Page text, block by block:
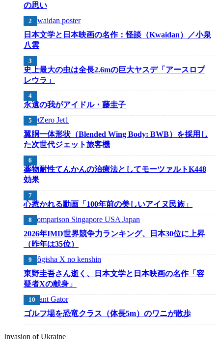
の思い
日本文学と日本映画の名作：怪談（Kwaidan）／小泉
八雲
史上最大の虫は全長2.6mの巨大ヤスデ「アースロプ
レウラ」
永遠の我がアイドル・藤圭子
翼胴一体形状（Blended Wing Body: BWB）を採用し
た次世代ジェット旅客機
薬物耐性てんかんの治療法としてモーツァルトK448
効果
心惹かれる動画「100年前の美しいアイヌ民族」
2026年IMD世界競争力ランキング、日本30位に上昇
（昨年は35位）
東野圭吾さん逝く、日本文学と日本映画の名作「容
疑者Xの献身」
ゴルフ場を恐竜クラス（体長5m）のワニが散歩
Invasion of Ukraine